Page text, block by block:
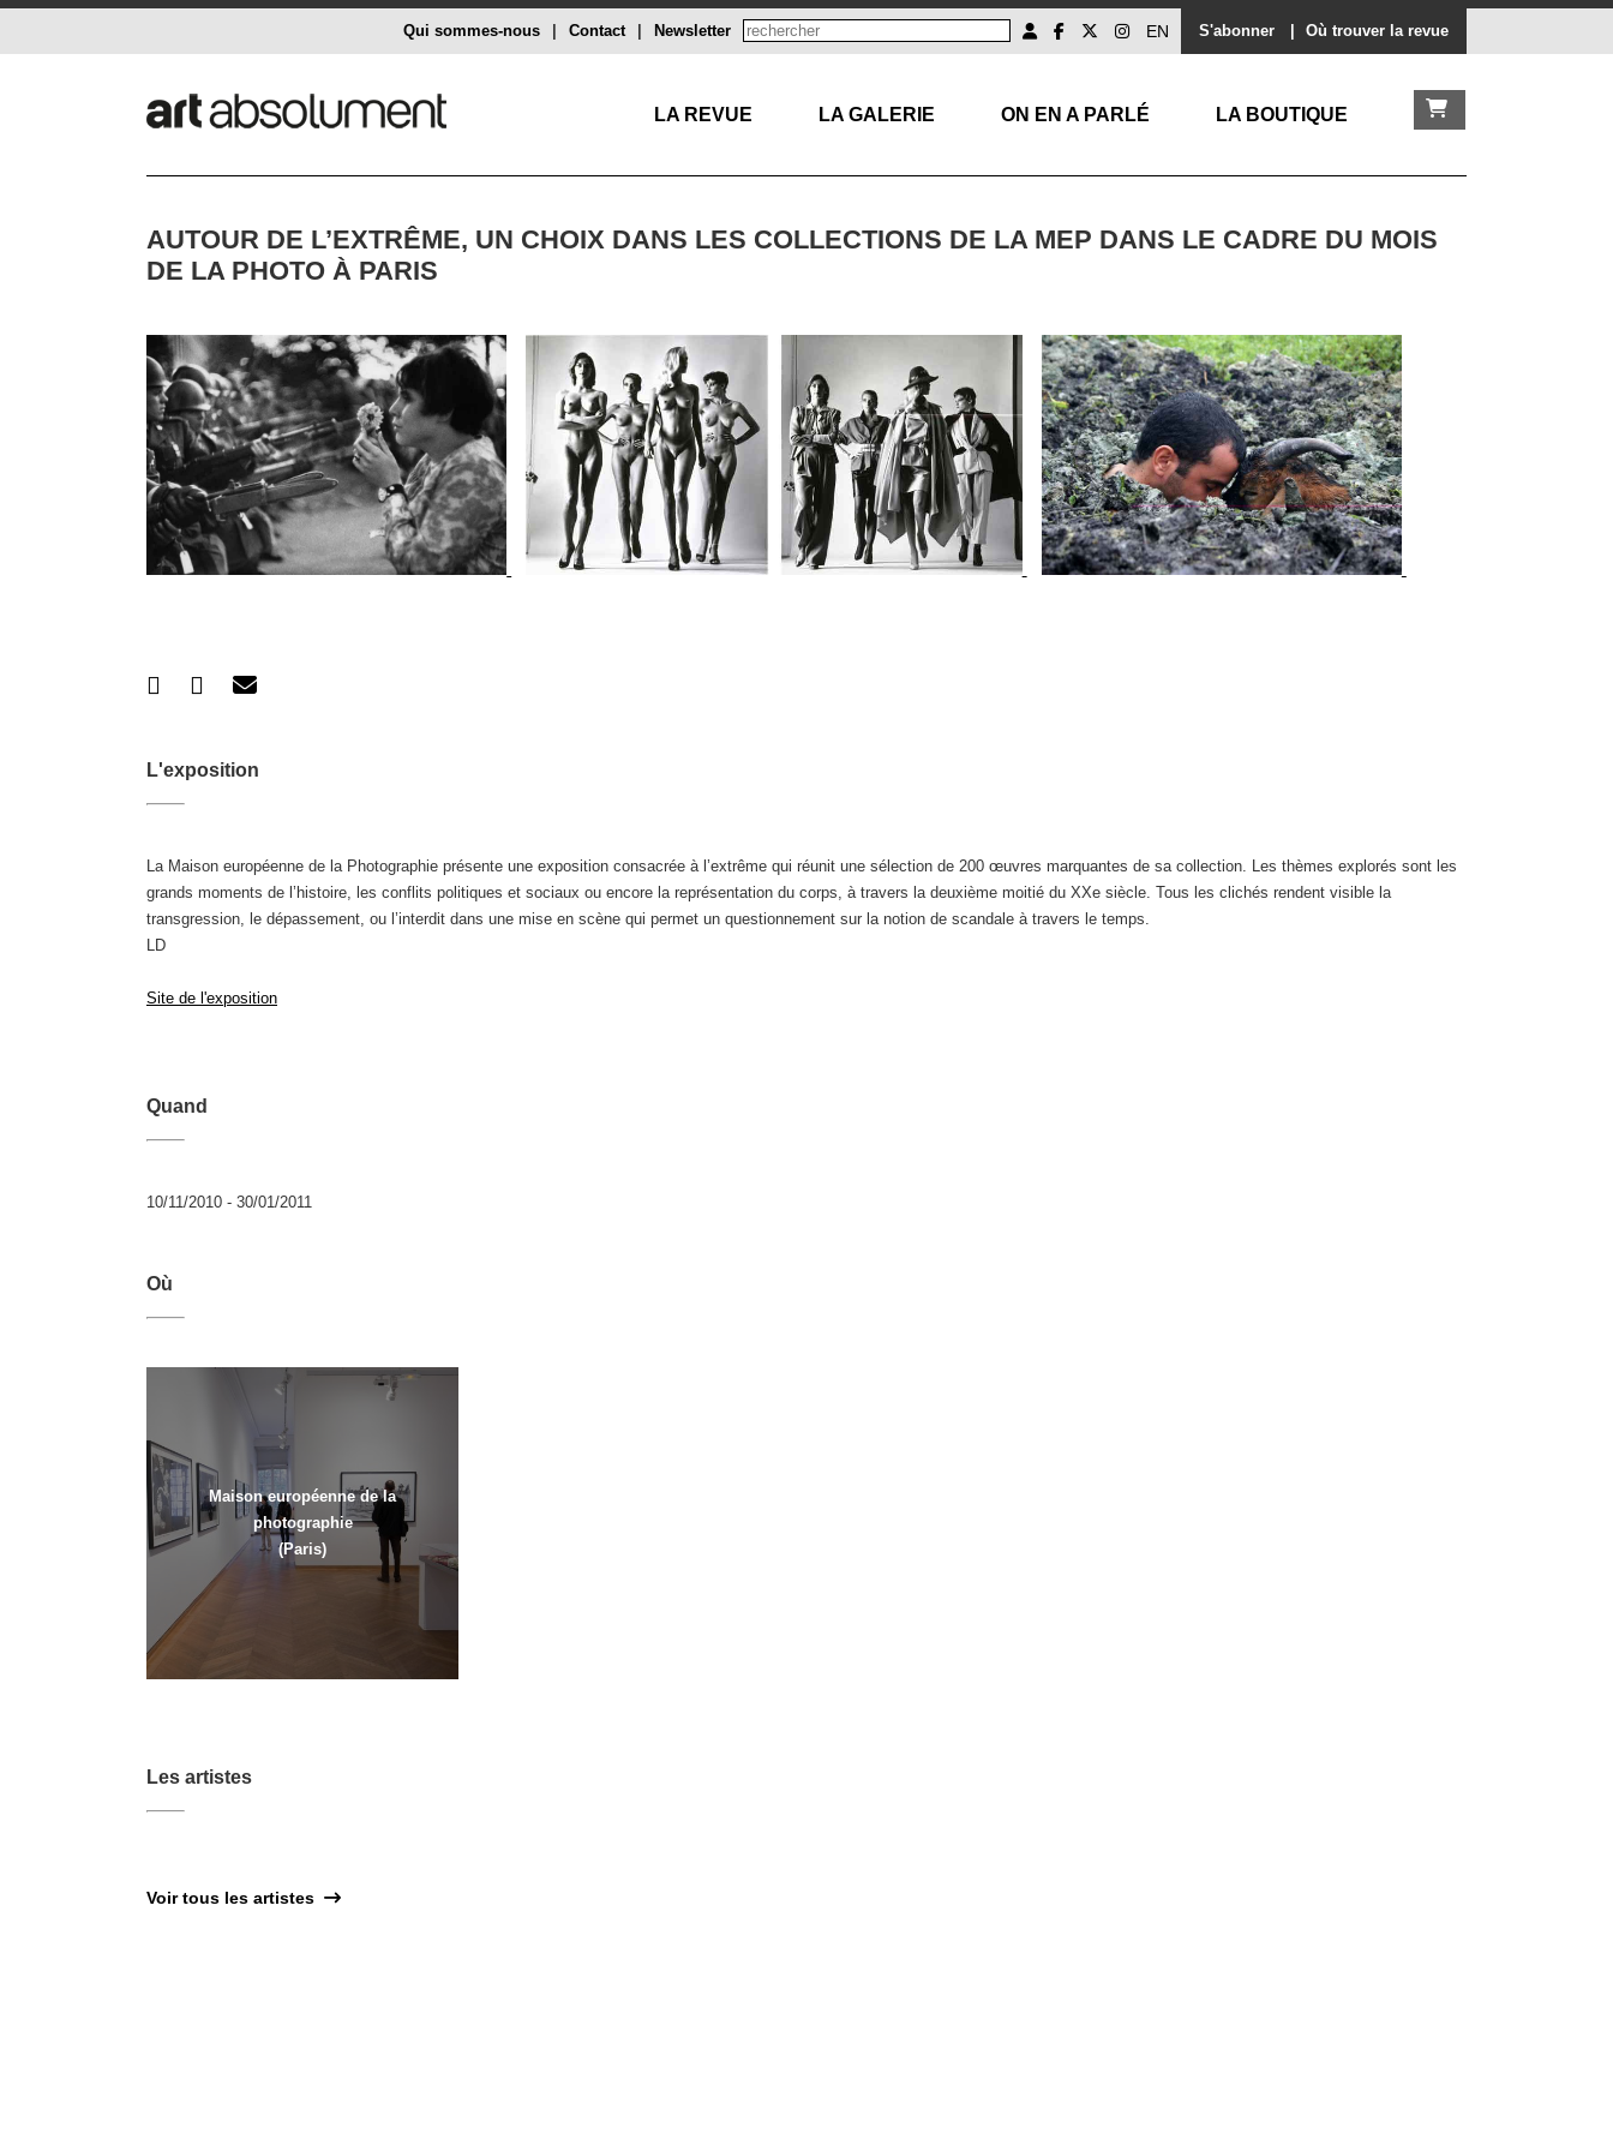
S'abonner Où trouver la revue
EN
Newsletter
Contact
Qui sommes-nous
LA REVUE LA GALERIE ON EN A PARLÉ LA BOUTIQUE
AUTOUR DE L’EXTRÊME, UN CHOIX DANS LES COLLECTIONS DE LA MEP DANS LE CADRE DU MOIS
DE LA PHOTO À PARIS
L'exposition
La Maison européenne de la Photographie présente une exposition consacrée à l’extrême qui réunit une sélection de 200 œuvres marquantes de sa collection. Les thèmes explorés sont les
grands moments de l’histoire, les conflits politiques et sociaux ou encore la représentation du corps, à travers la deuxième moitié du XXe siècle. Tous les clichés rendent visible la
transgression, le dépassement, ou l’interdit dans une mise en scène qui permet un questionnement sur la notion de scandale à travers le temps.
LD
Site de l'exposition
Quand
10/11/2010 - 30/01/2011
Où
Maison européenne de la
photographie
(Paris)
Les artistes
Voir tous les artistes